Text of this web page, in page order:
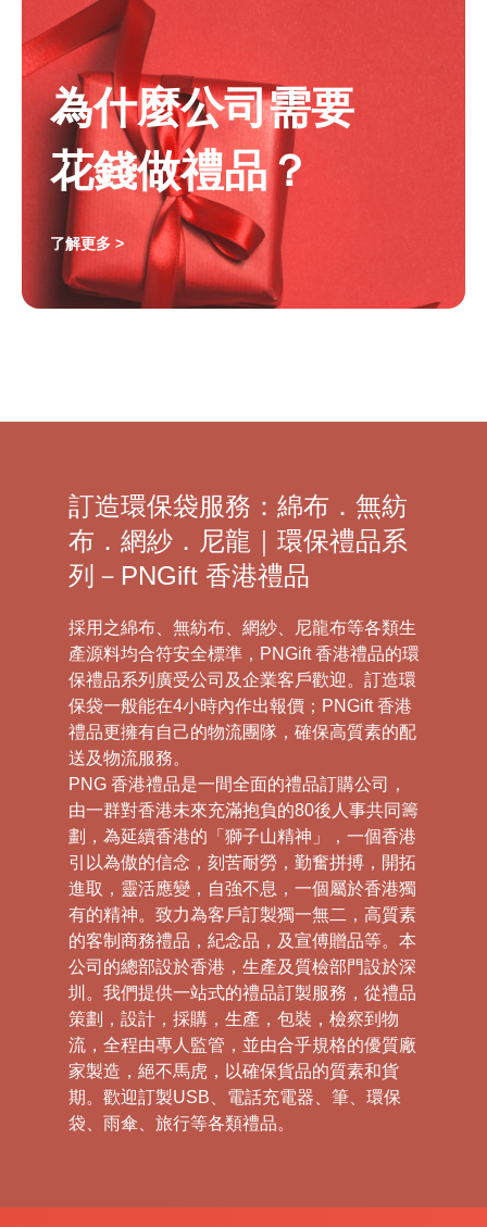
為什麼公司需要
花錢做禮品？
了解更多 >
訂造環保袋服務：綿布．無紡
布．網紗．尼龍｜環保禮品系
列－PNGift 香港禮品
採用之綿布、無紡布、網紗、尼龍布等各類生
產源料均合符安全標準，PNGift 香港禮品的環
保禮品系列廣受公司及企業客戶歡迎。訂造環
保袋一般能在4小時內作出報價；PNGift 香港
禮品更擁有自己的物流團隊，確保高質素的配
送及物流服務。
PNG 香港禮品是一間全面的禮品訂購公司，
由一群對香港未來充滿抱負的80後人事共同籌
劃，為延續香港的「獅子山精神」，一個香港
引以為傲的信念，刻苦耐勞，勤奮拼搏，開拓
進取，靈活應變，自強不息，一個屬於香港獨
有的精神。致力為客戶訂製獨一無二，高質素
的客制商務禮品，紀念品，及宣傅贈品等。本
公司的總部設於香港，生產及質檢部門設於深
圳。我們提供一站式的禮品訂製服務，從禮品
策劃，設計，採購，生產，包裝，檢察到物
流，全程由專人監管，並由合乎規格的優質廠
家製造，絕不馬虎，以確保貨品的質素和貨
期。歡迎訂製USB、電話充電器、筆、環保
袋、雨傘、旅行等各類禮品。